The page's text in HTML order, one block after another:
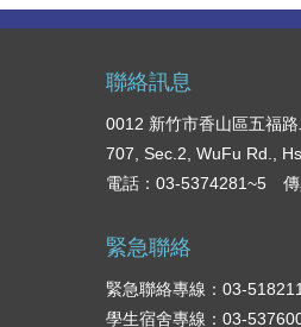
聯絡訊息
0012 新竹市香山區五福
707, Sec.2, WuFu Rd.,
電話：03-5374281~5 傳
緊急聯絡
緊急聯絡專線：03-
學生宿舍專線：03-